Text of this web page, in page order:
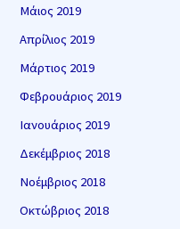
Μάιος 2019
Απρίλιος 2019
Μάρτιος 2019
Φεβρουάριος 2019
Ιανουάριος 2019
Δεκέμβριος 2018
Νοέμβριος 2018
Οκτώβριος 2018